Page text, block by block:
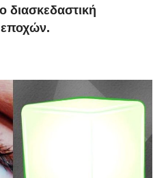
διασκεδαστική